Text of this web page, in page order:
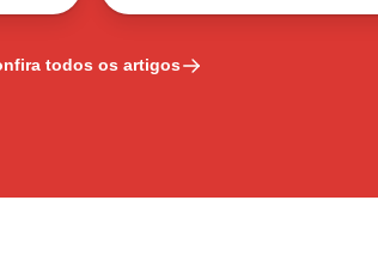
todos os artigos